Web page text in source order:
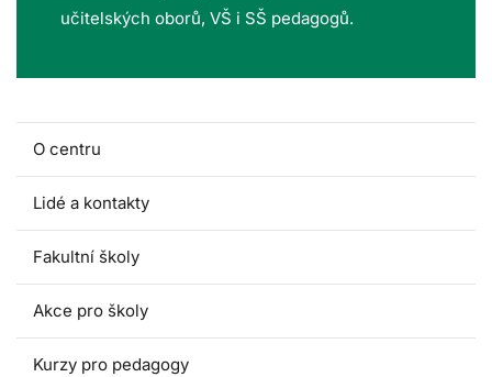
učitelských oborů, VŠ i SŠ pedagogů.
O centru
Lidé a kontakty
Fakultní školy
Akce pro školy
Kurzy pro pedagogy